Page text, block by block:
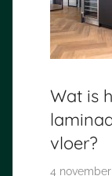
Wat is
vloer?
4